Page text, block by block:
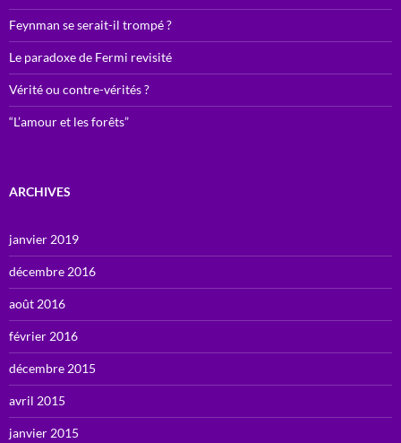
Feynman se serait-il trompé ?
Le paradoxe de Fermi revisité
Vérité ou contre-vérités ?
“L’amour et les forêts”
ARCHIVES
janvier 2019
décembre 2016
août 2016
février 2016
décembre 2015
avril 2015
janvier 2015